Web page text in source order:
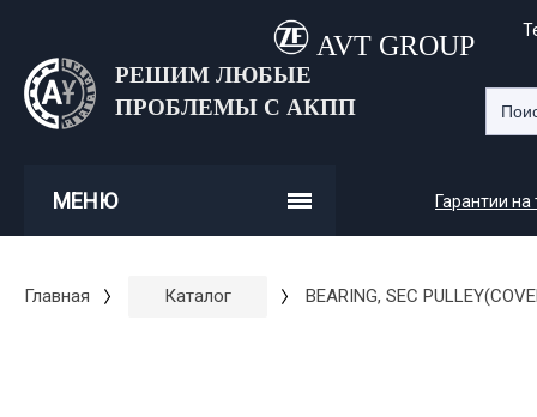
AVT GROUP
РЕШИМ ЛЮБЫЕ
ПРОБЛЕМЫ С АКПП
МЕНЮ Гарантии на
Главная Каталог BEARING, SEC